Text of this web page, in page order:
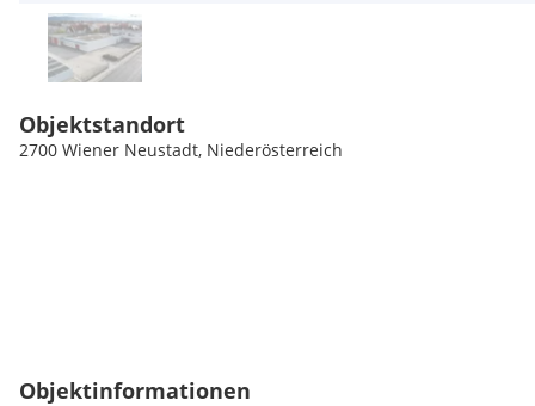
Objektstandort
2700 Wiener Neustadt, Niederösterreich
Objektinformationen